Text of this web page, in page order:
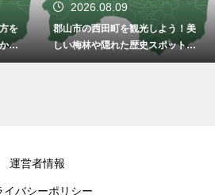
を
挑
2026.08.09
郡山市の西田町を観光しよう！美
しい梅林や隠れた歴史スポットを
巡る旅
運営者情報
イバシーポリシー